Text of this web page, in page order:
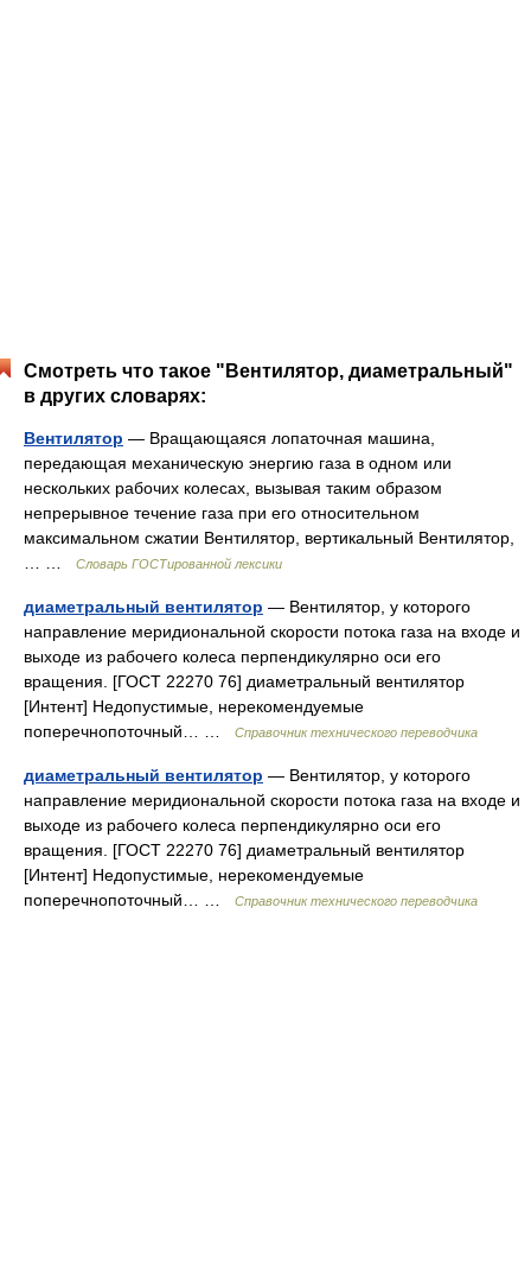
Смотреть что такое "Вентилятор, диаметральный"
в других словарях:
Вентилятор — Вращающаяся лопаточная машина,
передающая механическую энергию газа в одном или
нескольких рабочих колесах, вызывая таким образом
непрерывное течение газа при его относительном
максимальном сжатии Вентилятор, вертикальный Вентилятор,
Словарь ГОСТированной лексики
диаметральный вентилятор — Вентилятор, у которого
направление меридиональной скорости потока газа на входе и
выходе из рабочего колеса перпендикулярно оси его
вращения. [ГОСТ 22270 76] диаметральный вентилятор
[Интент] Недопустимые, нерекомендуемые
поперечнопоточный… …
Справочник технического переводчика
диаметральный вентилятор — Вентилятор, у которого
направление меридиональной скорости потока газа на входе и
выходе из рабочего колеса перпендикулярно оси его
вращения. [ГОСТ 22270 76] диаметральный вентилятор
[Интент] Недопустимые, нерекомендуемые
поперечнопоточный… …
Справочник технического переводчика